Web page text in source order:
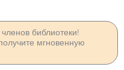
библиотеки!
мгновенную